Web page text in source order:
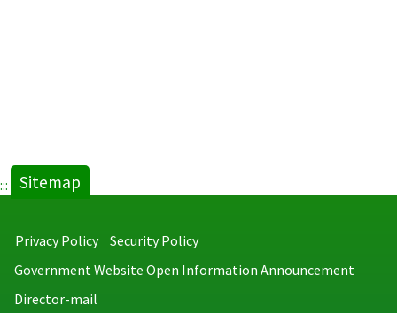
::: Sitemap
Privacy Policy
Security Policy
Government Website Open Information Announcement
Director-mail